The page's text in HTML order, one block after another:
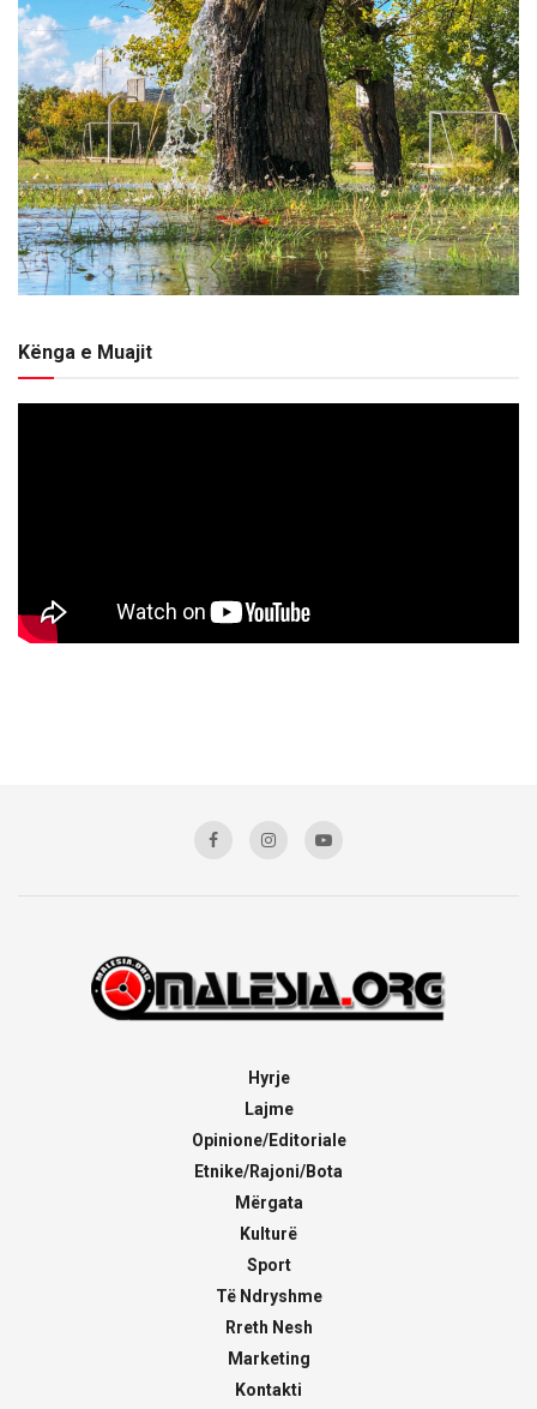
Kënga e Muajit
Hyrje
Lajme
Opinione/Editoriale
Etnike/Rajoni/Bota
Mërgata
Kulturë
Sport
Të Ndryshme
Rreth Nesh
Marketing
Kontakti